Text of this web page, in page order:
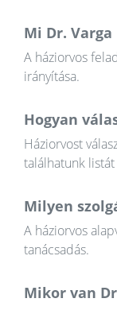
Mi Dr.
A háziorvos
irányítása.
Hogyan
Háziorvost
találhatunk
Milyen
A háziorvos
tanácsadás.
Mikor van